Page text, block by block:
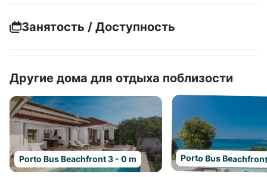
Занятость / Доступность
Другие дома для отдыха поблизости
Porto Bus Beachfront 3 - 0 m Porto Bus